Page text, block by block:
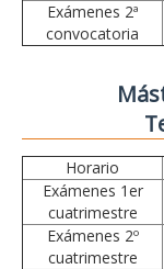
Exámenes 2ª
convocatoria
Horario
Exámenes 1er
cuatrimestre
Exámenes 2º
cuatrimestre